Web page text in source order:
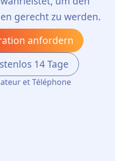
gerecht zu werden.
anfordern
14 Tage